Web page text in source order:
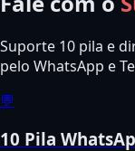
Suporte 10 pila e
pelo WhatsApp e
💬
10 Pila